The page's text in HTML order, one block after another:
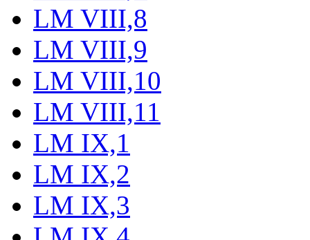
LM VIII,8
LM VIII,9
LM VIII,10
LM VIII,11
LM IX,1
LM IX,2
LM IX,3